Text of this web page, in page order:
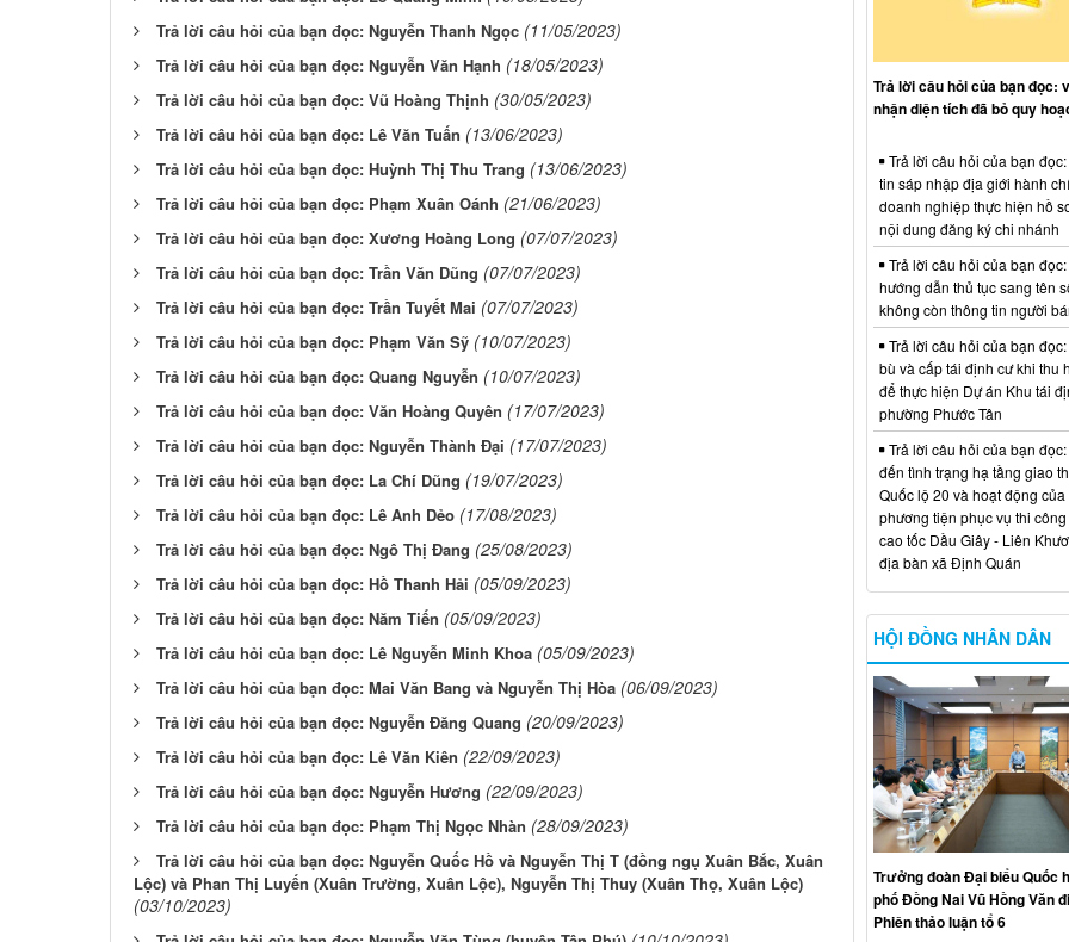
Trả lời câu hỏi của bạn đọc: Nguyễn Thanh Ngọc (11/05/2023)
Trả lời câu hỏi của bạn đọc: Nguyễn Văn Hạnh (18/05/2023)
Trả lời câu hỏi của bạn đọc: Vũ Hoàng Thịnh (30/05/2023)
Trả lời câu hỏi của bạn đọc: Lê Văn Tuấn (13/06/2023)
Trả lời câu hỏi của bạn đọc: Huỳnh Thị Thu Trang (13/06/2023)
Trả lời câu hỏi của bạn đọc: Phạm Xuân Oánh (21/06/2023)
Trả lời câu hỏi của bạn đọc: Xương Hoàng Long (07/07/2023)
Trả lời câu hỏi của bạn đọc: Trần Văn Dũng (07/07/2023)
Trả lời câu hỏi của bạn đọc: Trần Tuyết Mai (07/07/2023)
Trả lời câu hỏi của bạn đọc: Phạm Văn Sỹ (10/07/2023)
Trả lời câu hỏi của bạn đọc: Quang Nguyễn (10/07/2023)
Trả lời câu hỏi của bạn đọc: Văn Hoàng Quyên (17/07/2023)
Trả lời câu hỏi của bạn đọc: Nguyễn Thành Đại (17/07/2023)
Trả lời câu hỏi của bạn đọc: La Chí Dũng (19/07/2023)
Trả lời câu hỏi của bạn đọc: Lê Anh Dẻo (17/08/2023)
Trả lời câu hỏi của bạn đọc: Ngô Thị Đang (25/08/2023)
Trả lời câu hỏi của bạn đọc: Hồ Thanh Hải (05/09/2023)
Trả lời câu hỏi của bạn đọc: Năm Tiến (05/09/2023)
Trả lời câu hỏi của bạn đọc: Lê Nguyễn Minh Khoa (05/09/2023)
Trả lời câu hỏi của bạn đọc: Mai Văn Bang và Nguyễn Thị Hòa (06/09/2023)
Trả lời câu hỏi của bạn đọc: Nguyễn Đăng Quang (20/09/2023)
Trả lời câu hỏi của bạn đọc: Lê Văn Kiên (22/09/2023)
Trả lời câu hỏi của bạn đọc: Nguyễn Hương (22/09/2023)
Trả lời câu hỏi của bạn đọc: Phạm Thị Ngọc Nhàn (28/09/2023)
Trả lời câu hỏi của bạn đọc: Nguyễn Quốc Hồ và Nguyễn Thị T (đồng ngụ Xuân Bắc, Xuân
Lộc) và Phan Thị Luyến (Xuân Trường, Xuân Lộc), Nguyễn Thị Thuy (Xuân Thọ, Xuân Lộc)
(03/10/2023)
Trả lời câu hỏi của bạn đọc:
nhận diện tích đã bỏ quy
Trả lời câu hỏi của bạn
tin sáp nhập địa giới hành
doanh nghiệp thực hiện hồ
nội dung đăng ký chi nhánh
Trả lời câu hỏi của bạn
hướng dẫn thủ tục sang tên
không còn thông tin người
Trả lời câu hỏi của bạn
bù và cấp tái định cư khi thu
để thực hiện Dự án Khu tái
phường Phước Tân
Trả lời câu hỏi của bạn
đến tình trạng hạ tầng giao
Quốc lộ 20 và hoạt động của
phương tiện phục vụ thi
cao tốc Dầu Giây - Liên
địa bàn xã Định Quán
HỘI ĐỒNG NHÂN DÂN
Trưởng đoàn Đại biểu Quốc
phố Đồng Nai Vũ Hồng Văn
Phiên thảo luận tổ 6